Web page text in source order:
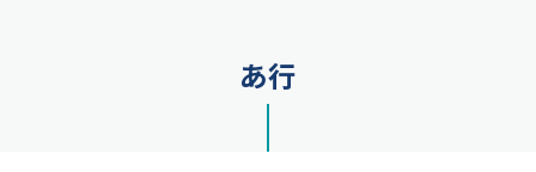
あ行